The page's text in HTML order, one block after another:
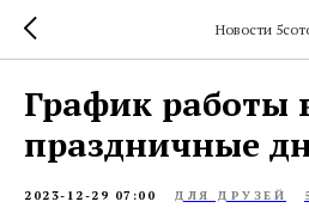
Новости
График работы
праздничные
2023-12-29 07:00 ДЛЯ ДРУЗЕЙ